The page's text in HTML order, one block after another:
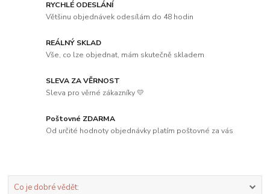
RYCHLÉ ODESLÁNÍ
Většinu objednávek odesílám do 48 hodin
REÁLNÝ SKLAD
Vše, co lze objednat, mám skutečně skladem
SLEVA ZA VĚRNOST
Sleva pro věrné zákazníky 💛
Poštovné ZDARMA
Od určité hodnoty objednávky platím poštovné za vás
Co je dobré vědět: